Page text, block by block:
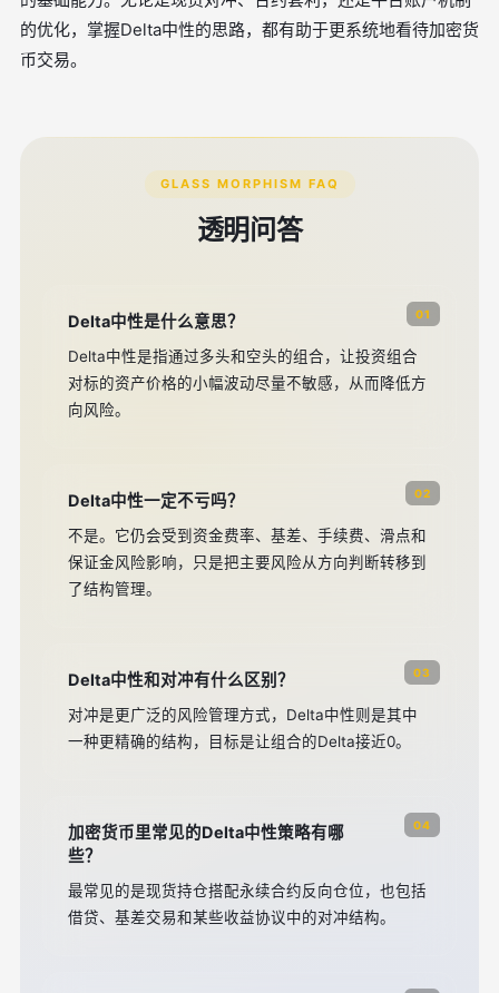
的优化，掌握Delta中性的思路，都有助于更系统地看待加密货
币交易。
GLASS MORPHISM FAQ
透明问答
01
Delta中性是什么意思？
Delta中性是指通过多头和空头的组合，让投资组合
对标的资产价格的小幅波动尽量不敏感，从而降低方
向风险。
02
Delta中性一定不亏吗？
不是。它仍会受到资金费率、基差、手续费、滑点和
保证金风险影响，只是把主要风险从方向判断转移到
了结构管理。
03
Delta中性和对冲有什么区别？
对冲是更广泛的风险管理方式，Delta中性则是其中
一种更精确的结构，目标是让组合的Delta接近0。
04
加密货币里常见的Delta中性策略有哪
些？
最常见的是现货持仓搭配永续合约反向仓位，也包括
借贷、基差交易和某些收益协议中的对冲结构。